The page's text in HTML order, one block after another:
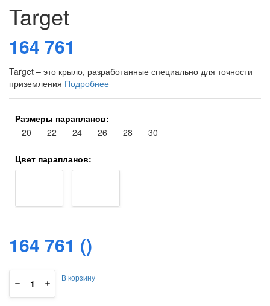
Target
164 761
Target – это крыло, разработанные специально для точности
приземления Подробнее
Размеры парапланов:
20
22 24 26 28 30
Цвет парапланов:
164 761
164 761 ()
В корзину